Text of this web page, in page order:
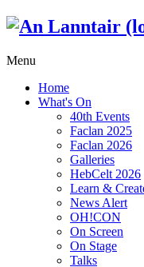
Menu
Home
What's On
40th Events
Faclan 2025
Faclan 2026
Galleries
HebCelt 2026
Learn &
News Alert
OH!CON
On Screen
On Stage
Talks